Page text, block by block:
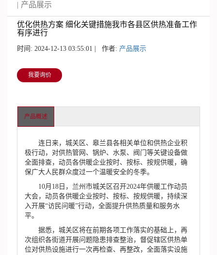
产品展示
优化供热方案 细化关键措施我市各县区供热准备工作
有序进行
时间: 2024-12-13 03:55:01 | 作者: 产品展示
我要询价
产品概述
连日来，城关区、皋兰县各相关单位和供热企业积
极行动，对供热管网、锅炉、水泵、阀门等关键设备做
全面排查，动员各供暖企业按时、按标、按规供暖，确
保广大人民群众度过一个温暖安全的冬季。
10月18日，兰州市城关区召开2024年供暖工作动员
大会，动员各供暖企业按时、按标、按规供暖，持续深
入开展“访民问暖”行动，全面提升供热质量和服务水
平。
据悉，城关区将在前期各项工作落实的基础上，再
次组织各街道开展问题隐患排查整治，督促辖区供热单
位对供热设施进行一次再检查、再整改，全面落实设施